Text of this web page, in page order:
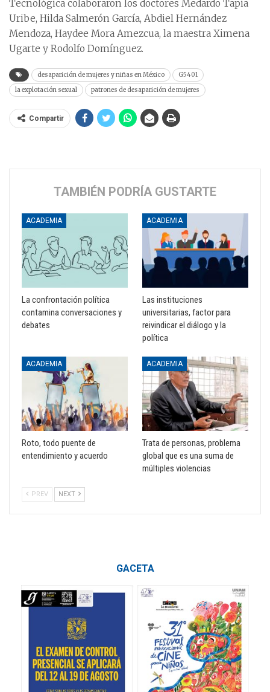
Tecnológica colaboraron los doctores Medardo Tapia
Uribe, Hilda Salmerón García, Abdiel Hernández
Mendoza, Haydee Mora Amezcua, la maestra Ximena
Ugarte y Rodolfo Domínguez.
desaparición de mujeres y niñas en México
G5401
la explotación sexual
patrones de desaparición de mujeres
Compartir
TAMBIÉN PODRÍA GUSTARTE
ACADEMIA
La confrontación política
contamina conversaciones y
debates
ACADEMIA
Las instituciones
universitarias, factor para
reivindicar el diálogo y la
política
ACADEMIA
Roto, todo puente de
entendimiento y acuerdo
ACADEMIA
Trata de personas, problema
global que es una suma de
múltiples violencias
PREV NEXT
GACETA